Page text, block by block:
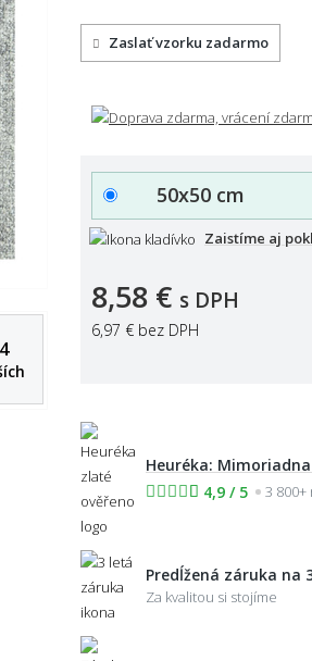
4
Zaslať vzorku zadarmo
50x50 cm
Zaistíme aj
8,58 € s DPH
6,97 € bez DPH
Heuréka:
4,9 / 5
3
Predĺžená záruka na
Za kvalitou si stojíme